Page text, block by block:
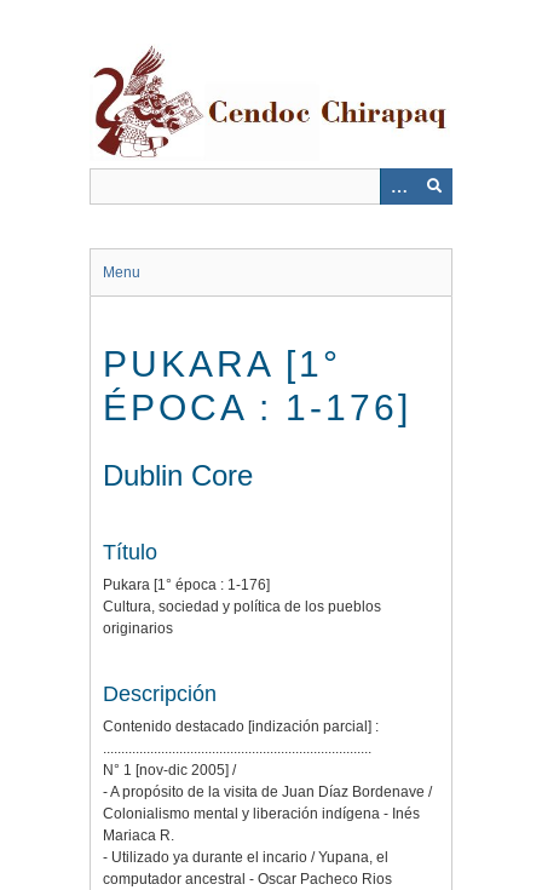
Menu
PUKARA [1°
ÉPOCA : 1-176]
Dublin Core
Título
Pukara [1° época : 1-176]
Cultura, sociedad y política de los pueblos
originarios
Descripción
Contenido destacado [indización parcial] :
..........................................................................
N° 1 [nov-dic 2005] /
- A propósito de la visita de Juan Díaz Bordenave /
Colonialismo mental y liberación indígena - Inés
Mariaca R.
- Utilizado ya durante el incario / Yupana, el
computador ancestral - Oscar Pacheco Rios